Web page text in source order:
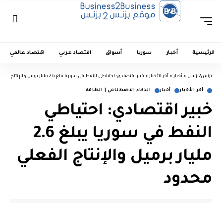
الرئيسية أخبار سوريا أسواق اقتصاد عربي اقتصاد عالمي
بزنس2بزنس > أخبار > آخر الأخبار > خبير اقتصادي: احتياطي النفط في سوريا يبلغ 2.6 مليار برميل والإنتاج الفعلي محدود
آخر الأخبار أخبار الذكاء الاصطناعي | الطاقة
خبير اقتصادي: احتياطي
النفط في سوريا يبلغ 2.6
مليار برميل والإنتاج الفعلي
محدود